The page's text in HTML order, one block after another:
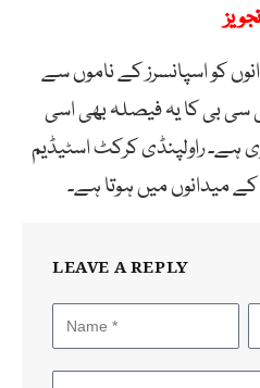
کو اسپانسرز کے ناموں سے
سی بی کا یہ فیصلہ بھی اسی
ہے۔ راولپنڈی کرکٹ اسٹیڈیم
کے میدانوں میں ہوتا ہے۔
LEAVE A REPLY